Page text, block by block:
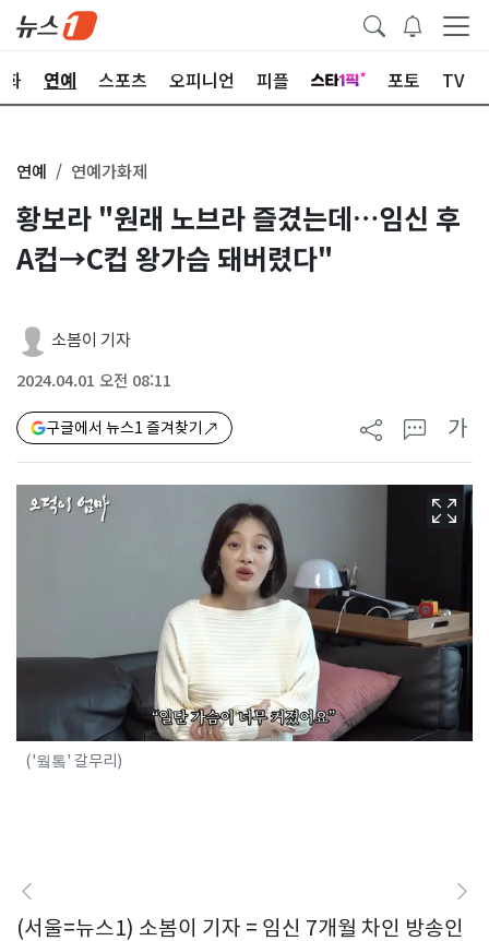
화 연예 스포츠 오피니언 피플 포토 TV
연예 연예가화제
황보라 "원래 노브라 즐겼는데…임신 후
A컵→C컵 왕가슴 돼버렸다"
소봄이 기자
2024.04.01 오전 08:11
구글에서 뉴스1 즐겨찾기 가
('웤톸' 갈무리)
(서울=뉴스1) 소봄이 기자 = 임신 7개월 차인 방송인